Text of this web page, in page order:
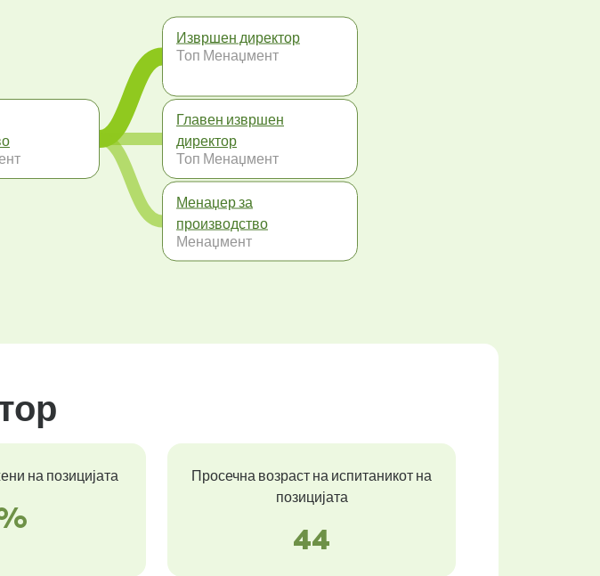
Извршен директор
Топ Менаџмент
Главен извршен
директор
Топ Менаџмент
Менаџер за
производство
Менаџмент
на позицијата
Просечна возраст на испитаникот на
позицијата
44